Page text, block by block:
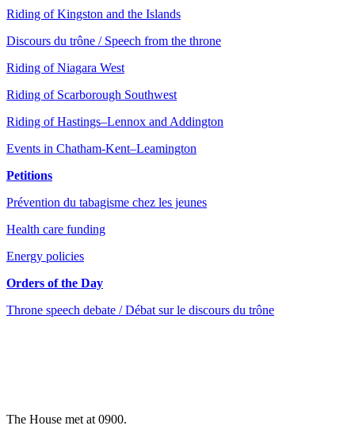
Riding of Kingston and the Islands
Discours du trône / Speech from the throne
Riding of Niagara West
Riding of Scarborough Southwest
Riding of Hastings–Lennox and Addington
Events in Chatham-Kent–Leamington
Petitions
Prévention du tabagisme chez les jeunes
Health care funding
Energy policies
Orders of the Day
Throne speech debate / Débat sur le discours du trône
The House met at 0900.